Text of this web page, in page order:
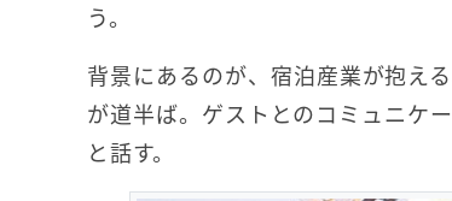
う。
背景にあるのが、宿泊産業が抱え
が道半ば。ゲストとのコミュニケ
と話す。